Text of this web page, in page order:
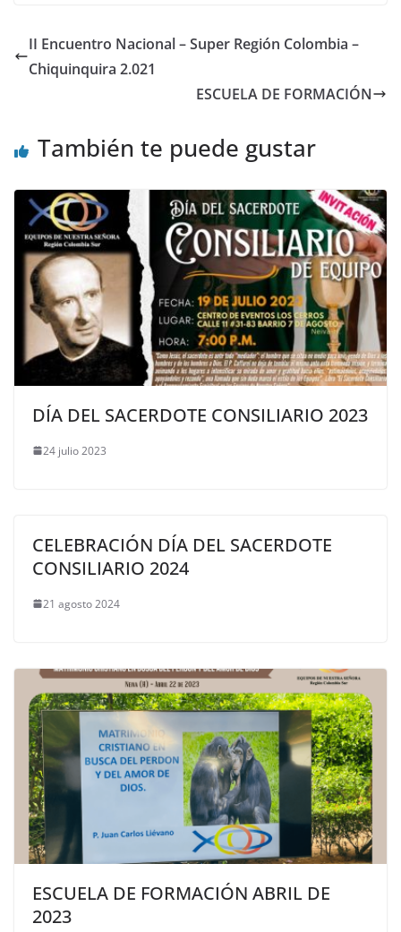
II Encuentro Nacional – Super Región Colombia –
Chiquinquira 2.021
ESCUELA DE FORMACIÓN
También te puede gustar
DÍA DEL SACERDOTE CONSILIARIO 2023
24 julio 2023
CELEBRACIÓN DÍA DEL SACERDOTE
CONSILIARIO 2024
21 agosto 2024
ESCUELA DE FORMACIÓN ABRIL DE
2023